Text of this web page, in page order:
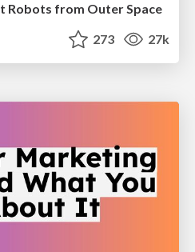
Robots from Outer Space
273 27k